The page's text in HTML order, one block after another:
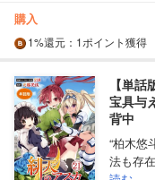
購入
1%還元 ：1ポイント獲得
【単
宝具与
背中
“柏木悠
法も存